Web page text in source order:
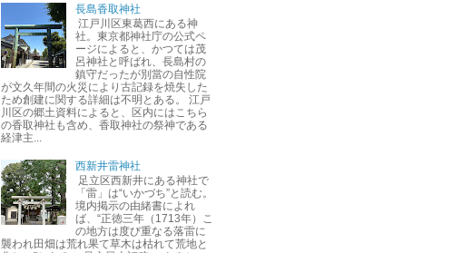
長島香取神社
江戸川区東葛西にある神
社。東京都神社庁の公式ペ
ージによると、かつては茂
呂神社と呼ばれ、長島村の
鎮守だったが別當の自性院
が文久年間の火災により古記録を焼失した
ため創建に関する詳細は不明とある。 江戸
川区の郷土資料によると、区内にはこちら
の香取神社も含め、香取神社の祭神である
経津主...
西新井雷神社
足立区西新井にある神社で
「雷」は“いかづち”と読む。
境内掲示の由緒書によれ
ば、“正徳三年（1713年）こ
の地方は度び重なる落雷に
襲われ田畑は荒れ果て草木は枯れて荒地と